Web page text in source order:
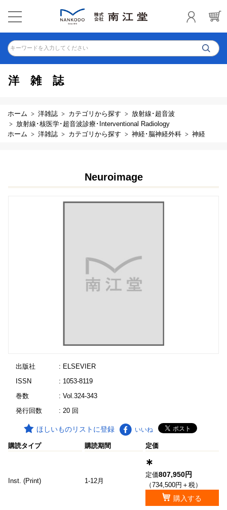
キーワードを入力してください
洋雑誌
ホーム 洋雑誌 カテゴリから探す
放射線･超音波
放射線･核医学･超音波診療･Interventional Radiology
ホーム
洋雑誌 カテゴリから探す 神経･脳神経外科 神経
Neuroimage
出版社
: ELSEVIER
ISSN
: 1053-8119
巻数
: Vol.324-343
発行回数
: 20 回
ほしいものリストに登録 いいね
購読タイプ 購読期間 定価
Inst. (Print) 1-12月
∗
定価807,950円
（734,500円＋税）
購入する